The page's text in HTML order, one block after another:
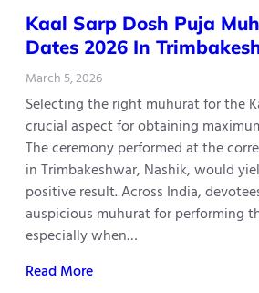
Kaal​‍​‌‍​‍‌​‍​‌‍​‍‌ Sarp Dosh Puja
Dates 2026 In
March 5, 2026
Selecting the right muhurat for the
crucial aspect for obtaining
The ceremony performed at the
in Trimbakeshwar, Nashik, would
positive result. Across India,
auspicious muhurat for performing
especially when…
Read More